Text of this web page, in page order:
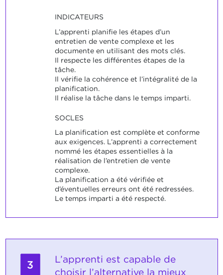
INDICATEURS
L’apprenti planifie les étapes d’un
entretien de vente complexe et les
documente en utilisant des mots clés.
Il respecte les différentes étapes de la
tâche.
Il vérifie la cohérence et l’intégralité de la
planification.
Il réalise la tâche dans le temps imparti.
SOCLES
La planification est complète et conforme
aux exigences. L’apprenti a correctement
nommé les étapes essentielles à la
réalisation de l’entretien de vente
complexe.
La planification a été vérifiée et
d’éventuelles erreurs ont été redressées.
Le temps imparti a été respecté.
3
L’apprenti est capable de
choisir l’alternative la mieux